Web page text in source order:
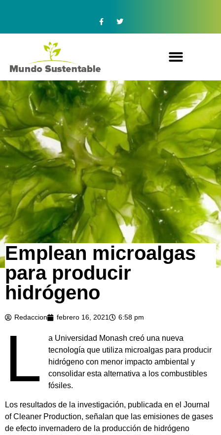
Emplean microalgas
para producir
hidrógeno
Redaccion febrero 16, 2021 6:58 pm
L
a Universidad Monash creó una nueva
tecnología que utiliza microalgas para producir
hidrógeno con menor impacto ambiental y
consolidar esta alternativa a los combustibles
fósiles.
Los resultados de la investigación, publicada en el Journal
of Cleaner Production, señalan que las emisiones de gases
de efecto invernadero de la producción de hidrógeno